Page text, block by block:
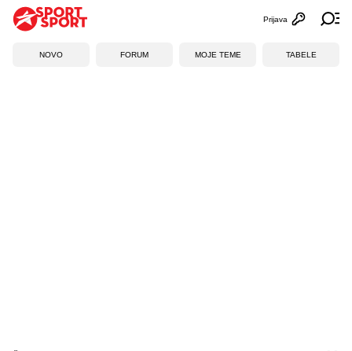
Otvori
Prijava
NOVO FORUM MOJE TEME TABELE